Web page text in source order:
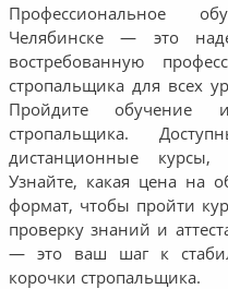
Профессиональное
Челябинске — это
востребованную
стропальщика для всех
Пройдите обучение
стропальщика.
дистанционные
Узнайте, какая цена на
формат, чтобы пройти
проверку знаний и
— это ваш шаг к
корочки стропальщика.